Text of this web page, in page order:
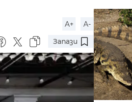
A+
A-
Запази